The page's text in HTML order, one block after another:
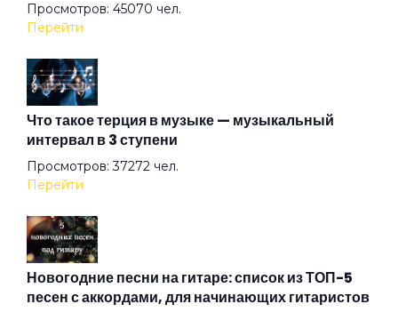
Вот же это слово
Вот и тень моя...
Вот и я не иду до конца
Все вокруг боятся радости паяца
Просмотров: 45070 чел.
Перейти
Что такое терция в музыке — музыкальный
интервал в 3 ступени
Просмотров: 37272 чел.
Перейти
Новогодние песни на гитаре: список из ТОП-5
песен с аккордами, для начинающих гитаристов